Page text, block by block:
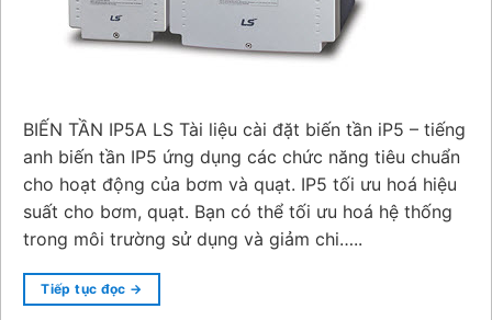
BIẾN TẦN IP5A LS Tài liệu cài đặt biến tần iP5 – tiếng
anh biến tần IP5 ứng dụng các chức năng tiêu chuẩn
cho hoạt động của bơm và quạt. IP5 tối ưu hoá hiệu
suất cho bơm, quạt. Bạn có thể tối ưu hoá hệ thống
trong môi trường sử dụng và giảm chi…..
Tiếp tục đọc →